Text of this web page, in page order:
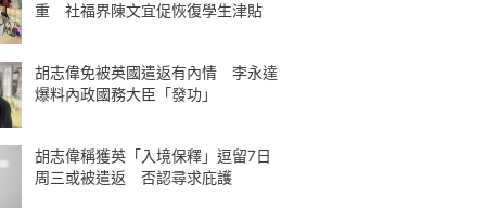
重 社福界陳文宜促恢復學生津貼
胡志偉免被英國遣返有內情 李永達
爆料內政國務大臣「發功」
胡志偉稱獲英「入境保釋」逗留7日
周三或被遣返 否認尋求庇護